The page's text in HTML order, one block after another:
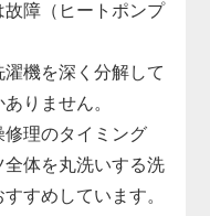
障（ヒートポンプ
機を深く分解して
りません。
修理のタイミング
体を丸洗いする洗
すめしています。